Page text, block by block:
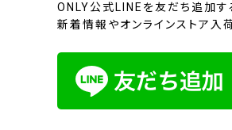
ONLY公式LINEを友だち追加す
新着情報やオンラインストア入